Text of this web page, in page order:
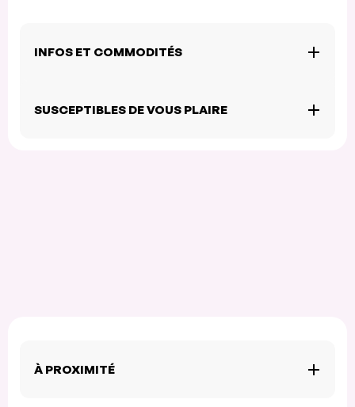
INFOS ET COMMODITÉS
SUSCEPTIBLES DE VOUS PLAIRE
À PROXIMITÉ